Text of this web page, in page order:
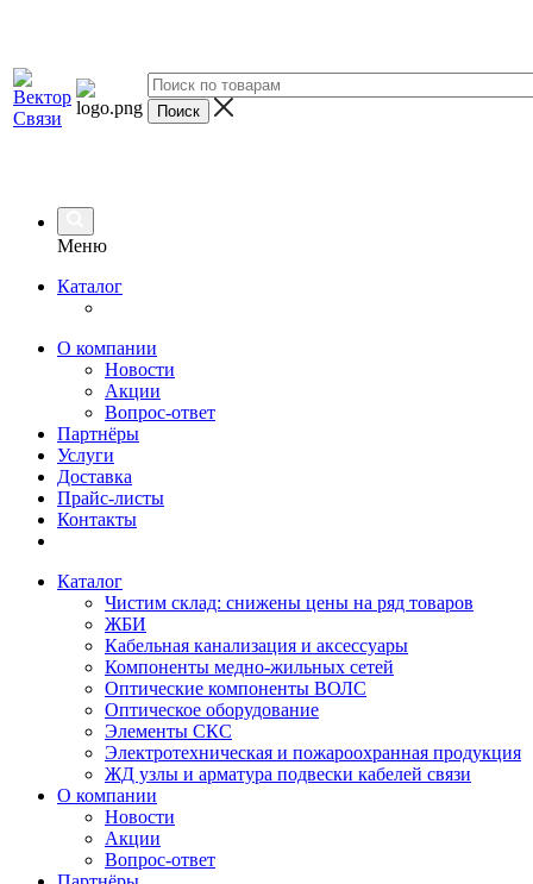
Меню
Каталог
О компании
Новости
Акции
Вопрос-ответ
Партнёры
Услуги
Доставка
Прайс-листы
Контакты
Каталог
Чистим склад: снижены цены на ряд товаров
ЖБИ
Кабельная канализация и аксессуары
Компоненты медно-жильных сетей
Оптические компоненты ВОЛС
Оптическое оборудование
Элементы СКС
Электротехническая и пожароохранная продукция
ЖД узлы и арматура подвески кабелей связи
О компании
Новости
Акции
Вопрос-ответ